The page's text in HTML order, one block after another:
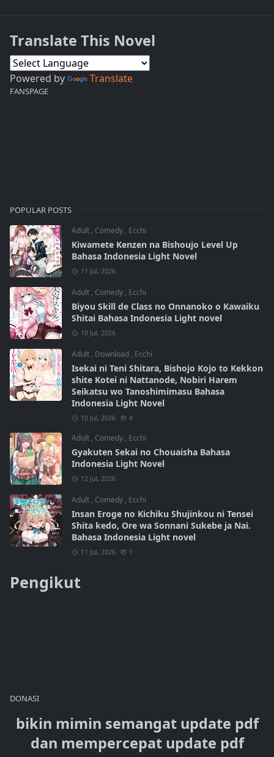
Translate This Novel
Powered by Translate
FANSPAGE
POPULAR POSTS
Adult , Comedy , Ecchi
Kiwamete Kenzen na Bishoujo Level Up
Bahasa Indonesia Light Novel
11 Jul, 2026
Adult , Comedy , Ecchi
Biyou Skill de Class no Onnanoko o Kawaiku
Shitai Bahasa Indonesia Light novel
10 Jul, 2026
Adult , Download , Ecchi
Isekai ni Teni Shitara, Bishojo Kojo to Kekkon
shite Kotei ni Nattanode, Nobiri Harem
Seikatsu wo Tanoshimimasu Bahasa
Indonesia Light Novel
10 Jul, 2026 4
Adult , Comedy , Ecchi
Gyakuten Sekai no Chouaisha Bahasa
Indonesia Light Novel
12 Jul, 2026
Adult , Comedy , Ecchi
Insan Eroge no Kichiku Shujinkou ni Tensei
Shita kedo, Ore wa Sonnani Sukebe ja Nai.
Bahasa Indonesia Light novel
11 Jul, 2026 1
Pengikut
DONASI
bikin mimin semangat update pdf
dan mempercepat update pdf